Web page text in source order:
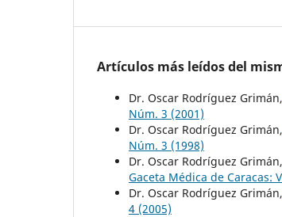
Artículos más leídos del
Dr. Oscar Rodríguez Grimán,
Núm. 3 (2001)
Dr. Oscar Rodríguez Grimán,
Núm. 3 (1998)
Dr. Oscar Rodríguez
Gaceta Médica de Caracas:
Dr. Oscar Rodríguez Grimán,
4 (2005)